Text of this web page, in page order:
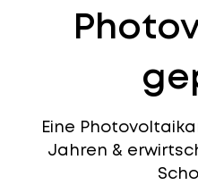
Eine
Jahren &